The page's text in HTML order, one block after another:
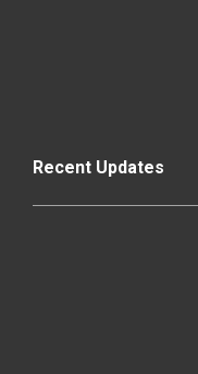
Recent Updates